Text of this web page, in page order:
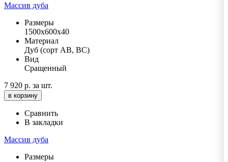
Массив дуба
Размеры
1500х600х40
Материал
Дуб (сорт АВ, ВС)
Вид
Сращенный
7 920 р. за шт.
в корзину
Сравнить
В закладки
Массив дуба
Размеры